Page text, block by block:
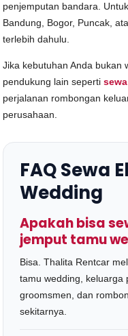
penjemputan bandara.
Bandung, Bogor, Puncak,
terlebih dahulu.
Jika kebutuhan Anda bukan
pendukung lain seperti
perjalanan rombongan
perusahaan.
FAQ Sewa
Wedding
Apakah bisa
jemput tamu
Bisa. Thalita Rentcar
tamu wedding, keluarga
groomsmen, dan
sekitarnya.